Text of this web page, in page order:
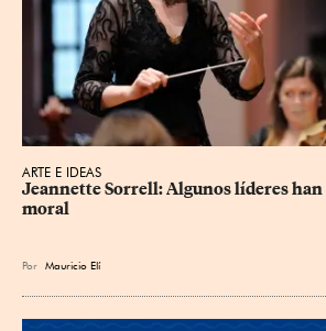
ARTE E IDEAS
Jeannette Sorrell: Algunos líderes
moral
Por Mauricio Elí